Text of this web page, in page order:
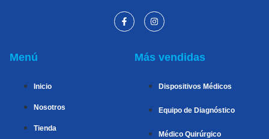
Menú
Inicio
Nosotros
Tienda
Más vendidas
Dispositivos Médicos
Equipo de Diagnóstico
Médico Quirúrgico